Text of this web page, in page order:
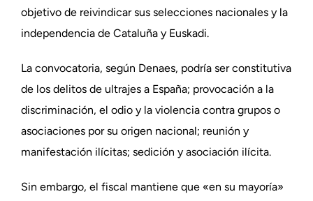
objetivo de reivindicar sus selecciones nacionales y la
independencia de Cataluña y Euskadi.
La convocatoria, según Denaes, podría ser constitutiva
de los delitos de ultrajes a España; provocación a la
discriminación, el odio y la violencia contra grupos o
asociaciones por su origen nacional; reunión y
manifestación ilícitas; sedición y asociación ilícita.
Sin embargo, el fiscal mantiene que «en su mayoría»